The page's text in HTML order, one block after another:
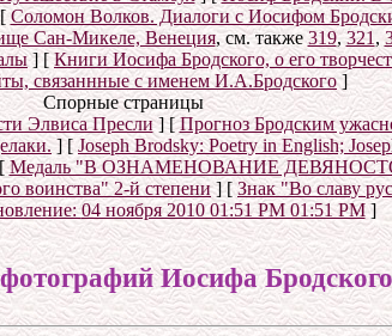
[ Соломон Волков. Диалоги с Иосифом
Сан-Микеле, Венеция, см. также319, 321 ,
] [Книги Иосифа Бродского, о его
связаннные с именем И.А.Бродского]
Спорные страницы
Элвиса Пресли] [Прогноз Бродским
] [ Joseph Brodsky: Poetry in English;
[Медаль "В ОЗНАМЕНОВАНИЕ
воинства" 2-й степени] [Знак "Во славу
04 ноября 2010 01:51 PM 01:51 PM]
Иосифа Бродского